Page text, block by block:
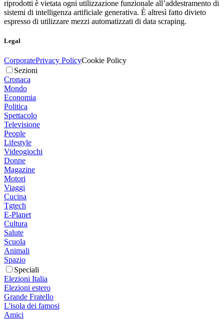
riprodotti è vietata ogni utilizzazione funzionale all’addestramento di
sistemi di intelligenza artificiale generativa. È altresì fatto divieto
espresso di utilizzare mezzi automatizzati di data scraping.
Legal
CorporatePrivacy PolicyCookie Policy
Sezioni
Cronaca
Mondo
Economia
Politica
Spettacolo
Televisione
People
Lifestyle
Videogiochi
Donne
Magazine
Motori
Viaggi
Cucina
Tgtech
E-Planet
Cultura
Salute
Scuola
Animali
Spazio
Speciali
Elezioni Italia
Elezioni estero
Grande Fratello
L'isola dei famosi
Amici